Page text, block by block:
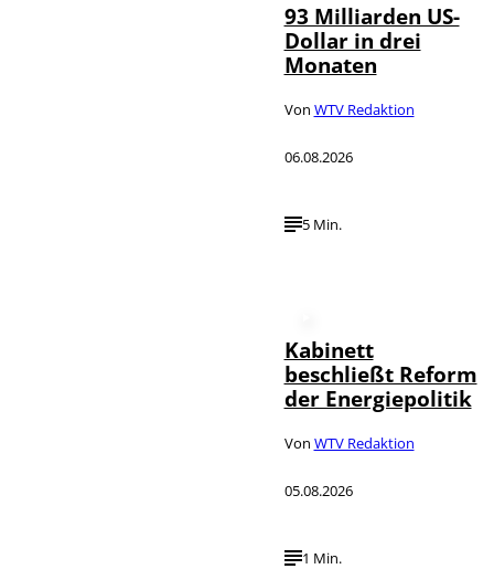
93 Milliarden US-
Dollar in drei
Monaten
Von WTV Redaktion
06.08.2026
5 Min.
Kabinett
beschließt Reform
der Energiepolitik
Von WTV Redaktion
05.08.2026
1 Min.